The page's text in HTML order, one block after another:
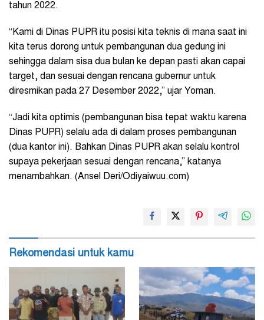
tahun 2022.
“Kami di Dinas PUPR itu posisi kita teknis di mana saat ini
kita terus dorong untuk pembangunan dua gedung ini
sehingga dalam sisa dua bulan ke depan pasti akan capai
target, dan sesuai dengan rencana gubernur untuk
diresmikan pada 27 Desember 2022,” ujar Yoman.
“Jadi kita optimis (pembangunan bisa tepat waktu karena
Dinas PUPR) selalu ada di dalam proses pembangunan
(dua kantor ini). Bahkan Dinas PUPR akan selalu kontrol
supaya pekerjaan sesuai dengan rencana,” katanya
menambahkan. (Ansel Deri/Odiyaiwuu.com)
Rekomendasi untuk kamu